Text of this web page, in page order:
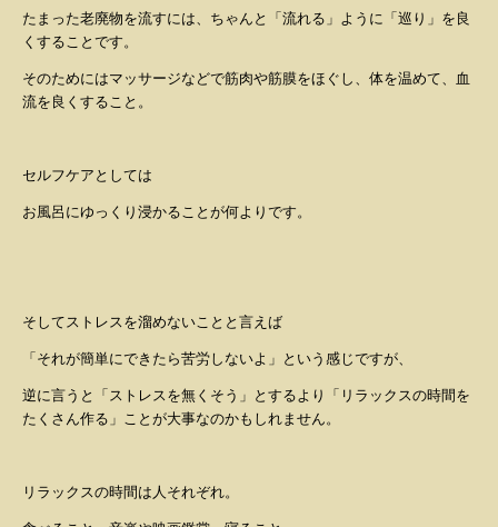
たまった老廃物を流すには、ちゃんと「流れる」ように「巡り」を良
くすることです。
そのためにはマッサージなどで筋肉や筋膜をほぐし、体を温めて、血
流を良くすること。
セルフケアとしては
お風呂にゆっくり浸かることが何よりです。
そしてストレスを溜めないことと言えば
「それが簡単にできたら苦労しないよ」という感じですが、
逆に言うと「ストレスを無くそう」とするより「リラックスの時間を
たくさん作る」ことが大事なのかもしれません。
リラックスの時間は人それぞれ。